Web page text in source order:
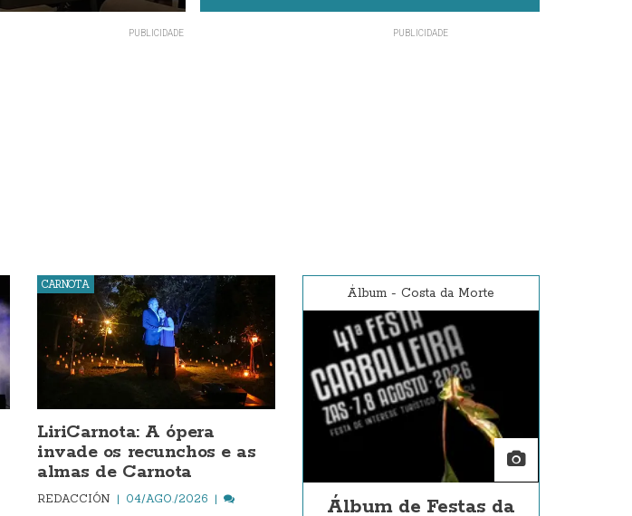
CARNOTA
LiriCarnota: A ópera
invade os recunchos e as
almas de Carnota
REDACCIÓN 04/AGO./2026
Álbum- Costa da Morte
Álbum de Festas da